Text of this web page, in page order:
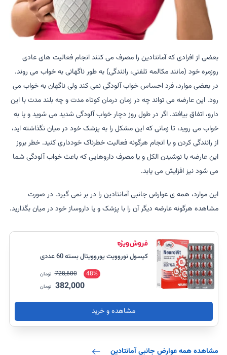
بعضی از افرادی که آمانتادین را مصرف می کنند انجام فعالیت های عادی
روزمره خود (مانند مکالمه تلفنی، رانندگی) به طور ناگهانی به خواب می روند.
در بعضی موارد، فرد احساس خواب آلودگی نمی کند ولی ناگهان به خواب می
رود. این عارضه می تواند چه در زمان درمان کوتاه مدت و چه بلند مدت با این
دارو، اتفاق بیافتد. اگر در طول روز دچار خواب آلودگی شدید می شوید و یا به
خواب می روید، تا زمانی که این مشکل را به پزشک خود در میان نگذاشته اید،
از رانندگی کردن و یا انجام هرگونه فعالیت خطرناک خودداری کنید. خطر بروز
این عارضه با نوشیدن الکل و یا مصرف داروهایی که باعث خواب آلودگی شما
می شود نیز افزایش می یابد.
این موارد، همه ی عوارض جانبی آمانتادین را در بر نمی گیرد. در صورت
مشاهده هرگونه عارضه دیگر آن را با پزشک و یا داروساز خود در میان بگذارید.
کپسول نوروویت یوروویتال بسته 60 عددی
48%
728,600 تومان
382,000 تومان
مشاهده و خرید
مشاهده همه عوارض جانبی آمانتادین